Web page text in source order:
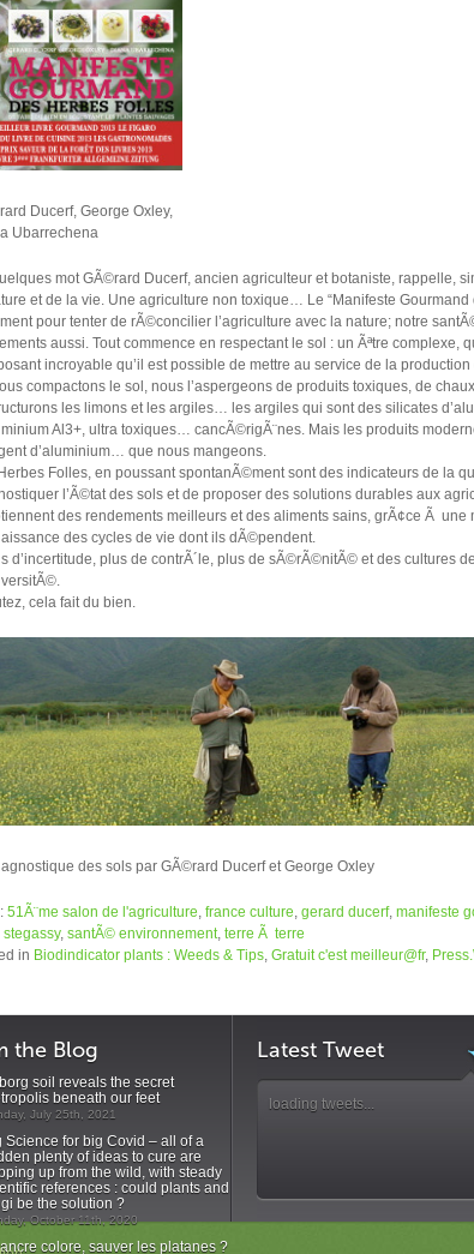
Ducerf, George Oxley,
Ubarrechena
mot GÃ©rard Ducerf, ancien agriculteur et botaniste, rappelle,
et de la vie. Une agriculture non toxique… Le “Manifeste
pour tenter de rÃ©concilier l’agriculture avec la nature; notre
aussi. Tout commence en respectant le sol : un Ãªtre complexe,
incroyable qu’il est possible de mettre au service de la
compactons le sol, nous l’aspergeons de produits toxiques, de
les limons et les argiles… les argiles qui sont des silicates
Al3+, ultra toxiques… cancÃ©rigÃ¨nes. Mais les produits
d’aluminium… que nous mangeons.
Folles, en poussant spontanÃ©ment sont des indicateurs de la
l’Ã©tat des sols et de proposer des solutions durables aux
des rendements meilleurs et des aliments sains, grÃ¢ce Ã
des cycles de vie dont ils dÃ©pendent.
d’incertitude, plus de contrÃ´le, plus de sÃ©rÃ©nitÃ© et des cultures
cela fait du bien.
des sols par GÃ©rard Ducerf et George Oxley
51Ã¨me salon de l'agriculture, france culture, gerard ducerf, manifeste
stegassy, santÃ© environnement, terre Ã terre
in Biodindicator plants : Weeds & Tips, Gratuit c'est meilleur@fr,
the Blog
soil reveals the secret
beneath our feet
July 25th, 2021
Science for big Covid – all of a
plenty of ideas to cure are
up from the wild, with steady
references : could plants and
be the solution ?
October 11th, 2020
colore, sauver les platanes ?
Latest Tweet
loading tweets...